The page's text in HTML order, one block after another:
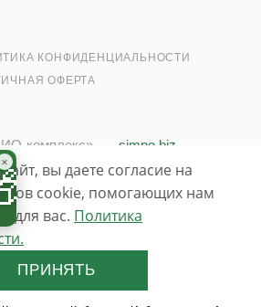
КОНФИДЕНЦИАЛЬНОСТИ
ОФЕРТА
комплекс» simpo.biz
и чем подкормить
осталось
вы даете согласие на
cookie, помогающих нам
для вас. Политика
ПРИНЯТЬ
×